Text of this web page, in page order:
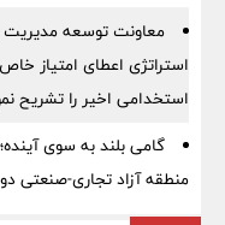
معاونت توسعه مدیریت
استراتژی اعطای امتیاز
استخدامی اخیر را تشریح
گامی بلند به سوی
منطقه آزاد تجاری-صنعتی